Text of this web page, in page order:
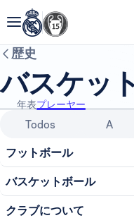
歴史
バスケッ
年表プレーヤー
Todos A
フットボール
バスケットボール
クラブについて